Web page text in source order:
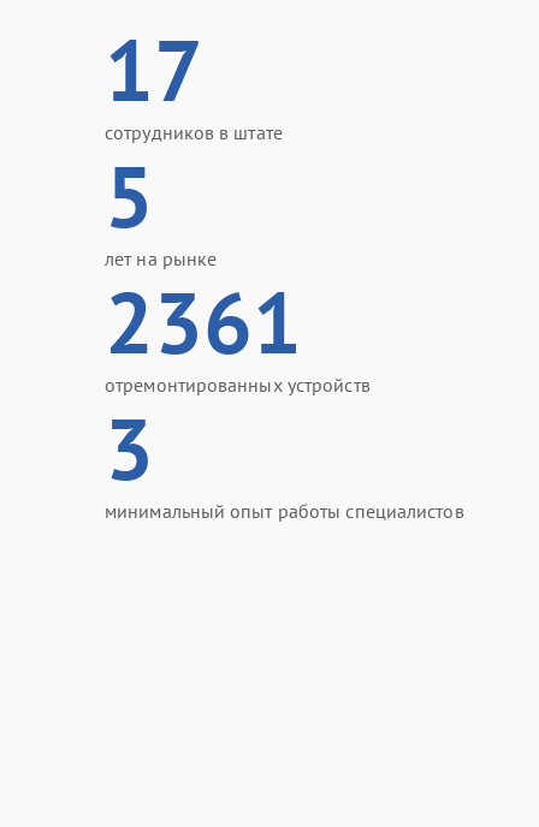
17
сотрудников в штате
5
лет на рынке
2361
отремонтированных устройств
3
минимальный опыт работы специалистов